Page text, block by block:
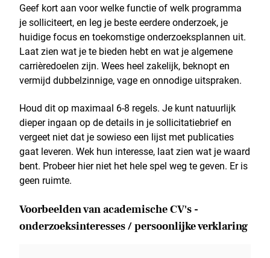
Geef kort aan voor welke functie of welk programma
je solliciteert, en leg je beste eerdere onderzoek, je
huidige focus en toekomstige onderzoeksplannen uit.
Laat zien wat je te bieden hebt en wat je algemene
carrièredoelen zijn. Wees heel zakelijk, beknopt en
vermijd dubbelzinnige, vage en onnodige uitspraken.
Houd dit op maximaal 6-8 regels. Je kunt natuurlijk
dieper ingaan op de details in je sollicitatiebrief en
vergeet niet dat je sowieso een lijst met publicaties
gaat leveren. Wek hun interesse, laat zien wat je waard
bent. Probeer hier niet het hele spel weg te geven. Er is
geen ruimte.
Voorbeelden van academische CV's -
onderzoeksinteresses / persoonlijke verklaring